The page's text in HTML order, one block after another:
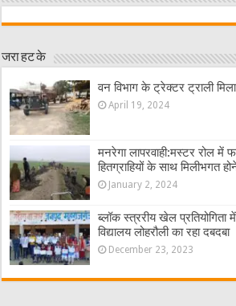
जरा हट के
वन विभाग के ट्रेक्टर ट्राली
April 19, 2024
मनरेगा लापरवाही:मस्टर रोल में
हितग्राहियों के साथ मिलीभगत
January 2, 2024
ब्लॉक स्त्ररीय खेल
विद्यालय लोहरौली का रहा दबदबा
December 23, 2023